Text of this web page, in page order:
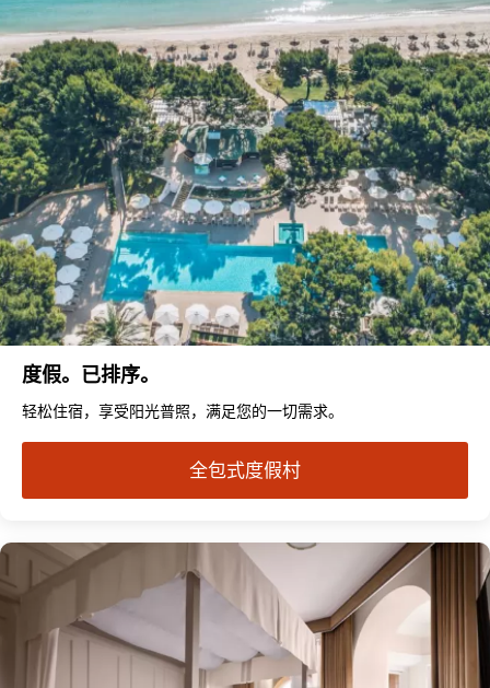
度假。已排序。
轻松住宿，享受阳光普照，满足您的一切需求。
全包式度假村